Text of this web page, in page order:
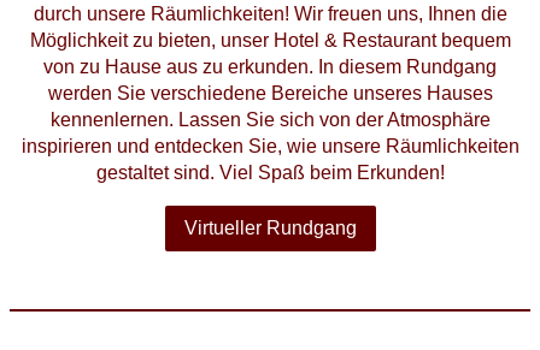
durch unsere Räumlichkeiten! Wir freuen uns, Ihnen die
Möglichkeit zu bieten, unser Hotel & Restaurant bequem
von zu Hause aus zu erkunden. In diesem Rundgang
werden Sie verschiedene Bereiche unseres Hauses
kennenlernen. Lassen Sie sich von der Atmosphäre
inspirieren und entdecken Sie, wie unsere Räumlichkeiten
gestaltet sind. Viel Spaß beim Erkunden!
Virtueller Rundgang